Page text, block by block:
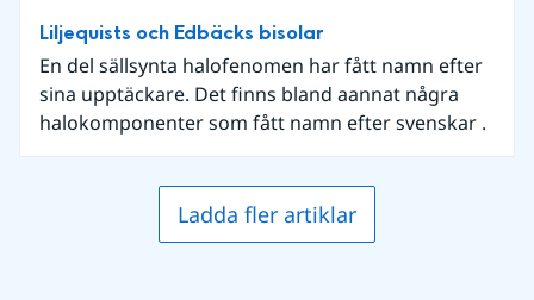
Liljequists och Edbäcks bisolar
En del sällsynta halofenomen har fått namn efter
sina upptäckare. Det finns bland aannat några
halokomponenter som fått namn efter svenskar .
Ladda fler artiklar